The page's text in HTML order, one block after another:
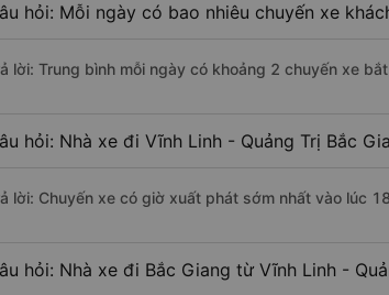
hỏi: Mỗi ngày có bao nhiêu chuyến xe
lời: Trung bình mỗi ngày có khoảng 2 chuyến xe
hỏi: Nhà xe đi Vĩnh Linh - Quảng Trị Bắc
lời: Chuyến xe có giờ xuất phát sớm nhất vào lúc
hỏi: Nhà xe đi Bắc Giang từ Vĩnh Linh -